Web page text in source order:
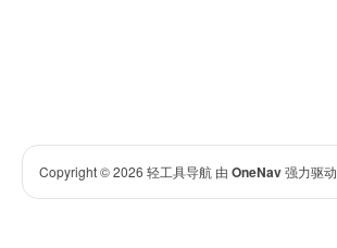
Copyright © 2026 轻工具导航 由 OneNav强力驱动